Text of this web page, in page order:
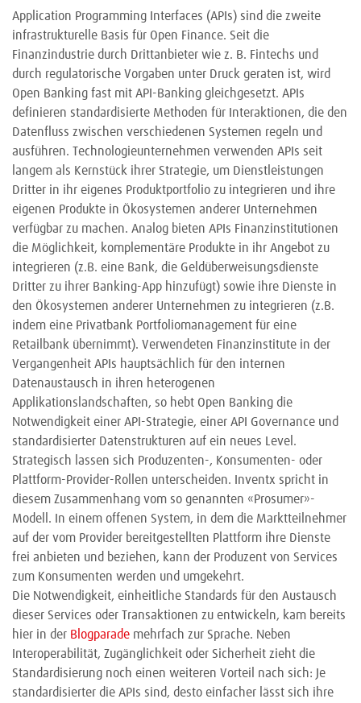
Application Programming Interfaces (APIs) sind die zweite
infrastrukturelle Basis für Open Finance. Seit die
Finanzindustrie durch Drittanbieter wie z. B. Fintechs und
durch regulatorische Vorgaben unter Druck geraten ist, wird
Open Banking fast mit API-Banking gleichgesetzt. APIs
definieren standardisierte Methoden für Interaktionen, die den
Datenfluss zwischen verschiedenen Systemen regeln und
ausführen. Technologieunternehmen verwenden APIs seit
langem als Kernstück ihrer Strategie, um Dienstleistungen
Dritter in ihr eigenes Produktportfolio zu integrieren und ihre
eigenen Produkte in Ökosystemen anderer Unternehmen
verfügbar zu machen. Analog bieten APIs Finanzinstitutionen
die Möglichkeit, komplementäre Produkte in ihr Angebot zu
integrieren (z.B. eine Bank, die Geldüberweisungsdienste
Dritter zu ihrer Banking-App hinzufügt) sowie ihre Dienste in
den Ökosystemen anderer Unternehmen zu integrieren (z.B.
indem eine Privatbank Portfoliomanagement für eine
Retailbank übernimmt). Verwendeten Finanzinstitute in der
Vergangenheit APIs hauptsächlich für den internen
Datenaustausch in ihren heterogenen
Applikationslandschaften, so hebt Open Banking die
Notwendigkeit einer API-Strategie, einer API Governance und
standardisierter Datenstrukturen auf ein neues Level.
Strategisch lassen sich Produzenten-, Konsumenten- oder
Plattform-Provider-Rollen unterscheiden. Inventx spricht in
diesem Zusammenhang vom so genannten «Prosumer»-
Modell. In einem offenen System, in dem die Marktteilnehmer
auf der vom Provider bereitgestellten Plattform ihre Dienste
frei anbieten und beziehen, kann der Produzent von Services
zum Konsumenten werden und umgekehrt.
Die Notwendigkeit, einheitliche Standards für den Austausch
dieser Services oder Transaktionen zu entwickeln, kam bereits
hier in der Blogparade mehrfach zur Sprache. Neben
Interoperabilität, Zugänglichkeit oder Sicherheit zieht die
Standardisierung noch einen weiteren Vorteil nach sich: Je
standardisierter die APIs sind, desto einfacher lässt sich ihre